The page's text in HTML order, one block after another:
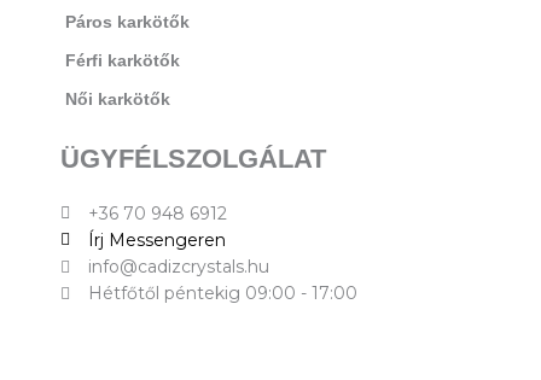
Páros karkötők
Férfi karkötők
Női karkötők
ÜGYFÉLSZOLGÁLAT
+36 70 948 6912
Írj Messengeren
info@cadizcrystals.hu
Hétfőtől péntekig 09:00 - 17:00